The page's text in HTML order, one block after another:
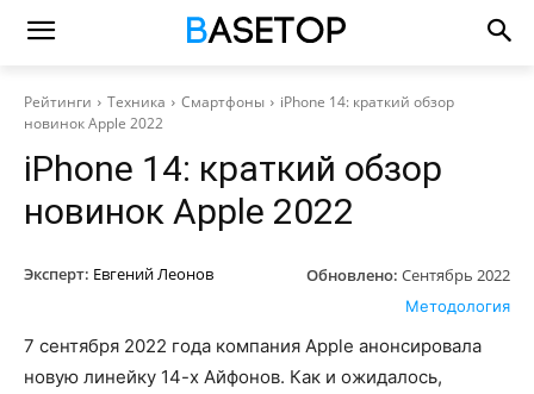
Рейтинги Техника Смартфоны
iPhone 14: краткий обзор
новинок Apple 2022
iPhone 14: краткий обзор
новинок Apple 2022
Эксперт: Евгений Леонов Обновлено: Сентябрь 2022
Методология
7 сентября 2022 года компания Apple анонсировала
новую линейку 14-х Айфонов. Как и ожидалось,